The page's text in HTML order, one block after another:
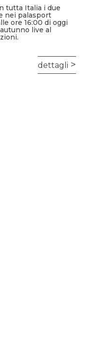
tutta Italia i due
nei palasport
ore 16:00 di oggi
live al
dettagli